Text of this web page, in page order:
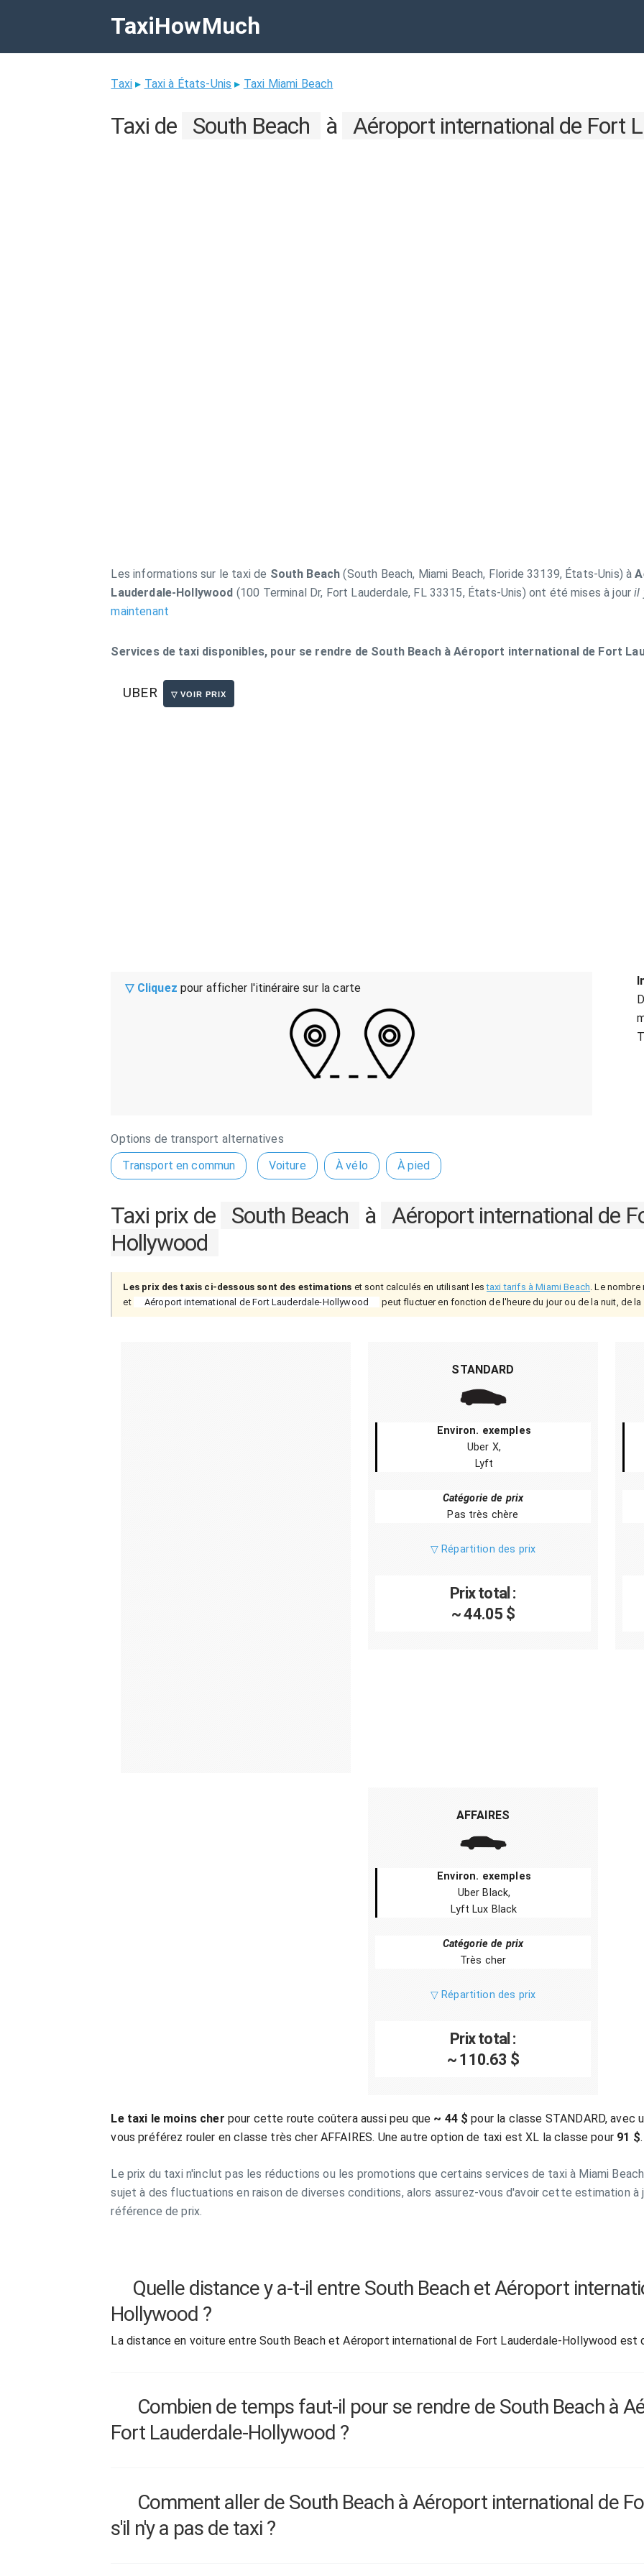
TaxiHowMuch
Taxi ▸ Taxi à États-Unis ▸ Taxi Miami Beach
Taxi de South Beach à Aéroport international de Fort
Les informations sur le taxi de South Beach (South Beach, Miami Beach, Floride 33139, États-Unis) à
Lauderdale-Hollywood (100 Terminal Dr, Fort Lauderdale, FL 33315, États-Unis) ont été mises à jouril
maintenant
Services de taxi disponibles, pour se rendre de South Beach à Aéroport international de Fort
UBER
▽ Cliquez pour afficher l'itinéraire sur la carte
Options de transport alternatives
Transport en commun
Voiture À vélo À pied
Taxi prix de South Beach à Aéroport international de
Hollywood
Les prix des taxis ci-dessous sont des estimations et sont calculés en utilisant lestaxi tarifs à Miami Beach. Le nombre
et
Aéroport international de Fort Lauderdale-Hollywood peut fluctuer en fonction de l'heure du jour ou de la nuit, de
STANDARD
Environ. exemples
Uber X,
Lyft
Catégorie de prix
Pas très chère
▽ Répartition des prix
Prix total :
~ 44.05 $
AFFAIRES
Environ. exemples
Uber Black,
Lyft Lux Black
Catégorie de prix
Très cher
▽ Répartition des prix
Prix total :
~ 110.63 $
Le taxi le moins cher pour cette route coûtera aussi peu que ~ 44 $ pour la classe STANDARD, avec
vous préférez rouler en classe très cher AFFAIRES. Une autre option de taxi est XL la classe pour 91 $.
Le prix du taxi n'inclut pas les réductions ou les promotions que certains services de taxi à Miami
sujet à des fluctuations en raison de diverses conditions, alors assurez-vous d'avoir cette estimation à
référence de prix.
Quelle distance y a-t-il entre South Beach et Aéroport
Hollywood ?
La distance en voiture entre South Beach et Aéroport international de Fort Lauderdale-Hollywood est
Combien de temps faut-il pour se rendre de South Beach à
Fort Lauderdale-Hollywood ?
Comment aller de South Beach à Aéroport international de
s'il n'y a pas de taxi ?